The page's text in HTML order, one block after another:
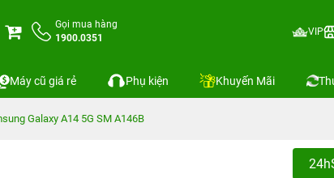
Gọi mua hàng
1900.0351
VIP
Máy cũ giá rẻ Phụ kiện Khuyến Mãi
Galaxy A14 5G SM A146B